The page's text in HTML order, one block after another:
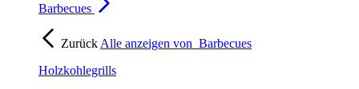
Barbecues
Zurück Alle anzeigen von Barbecues
Holzkohlegrills